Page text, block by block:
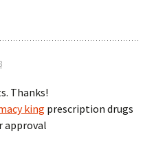
Thanks!
king prescription drugs
approval